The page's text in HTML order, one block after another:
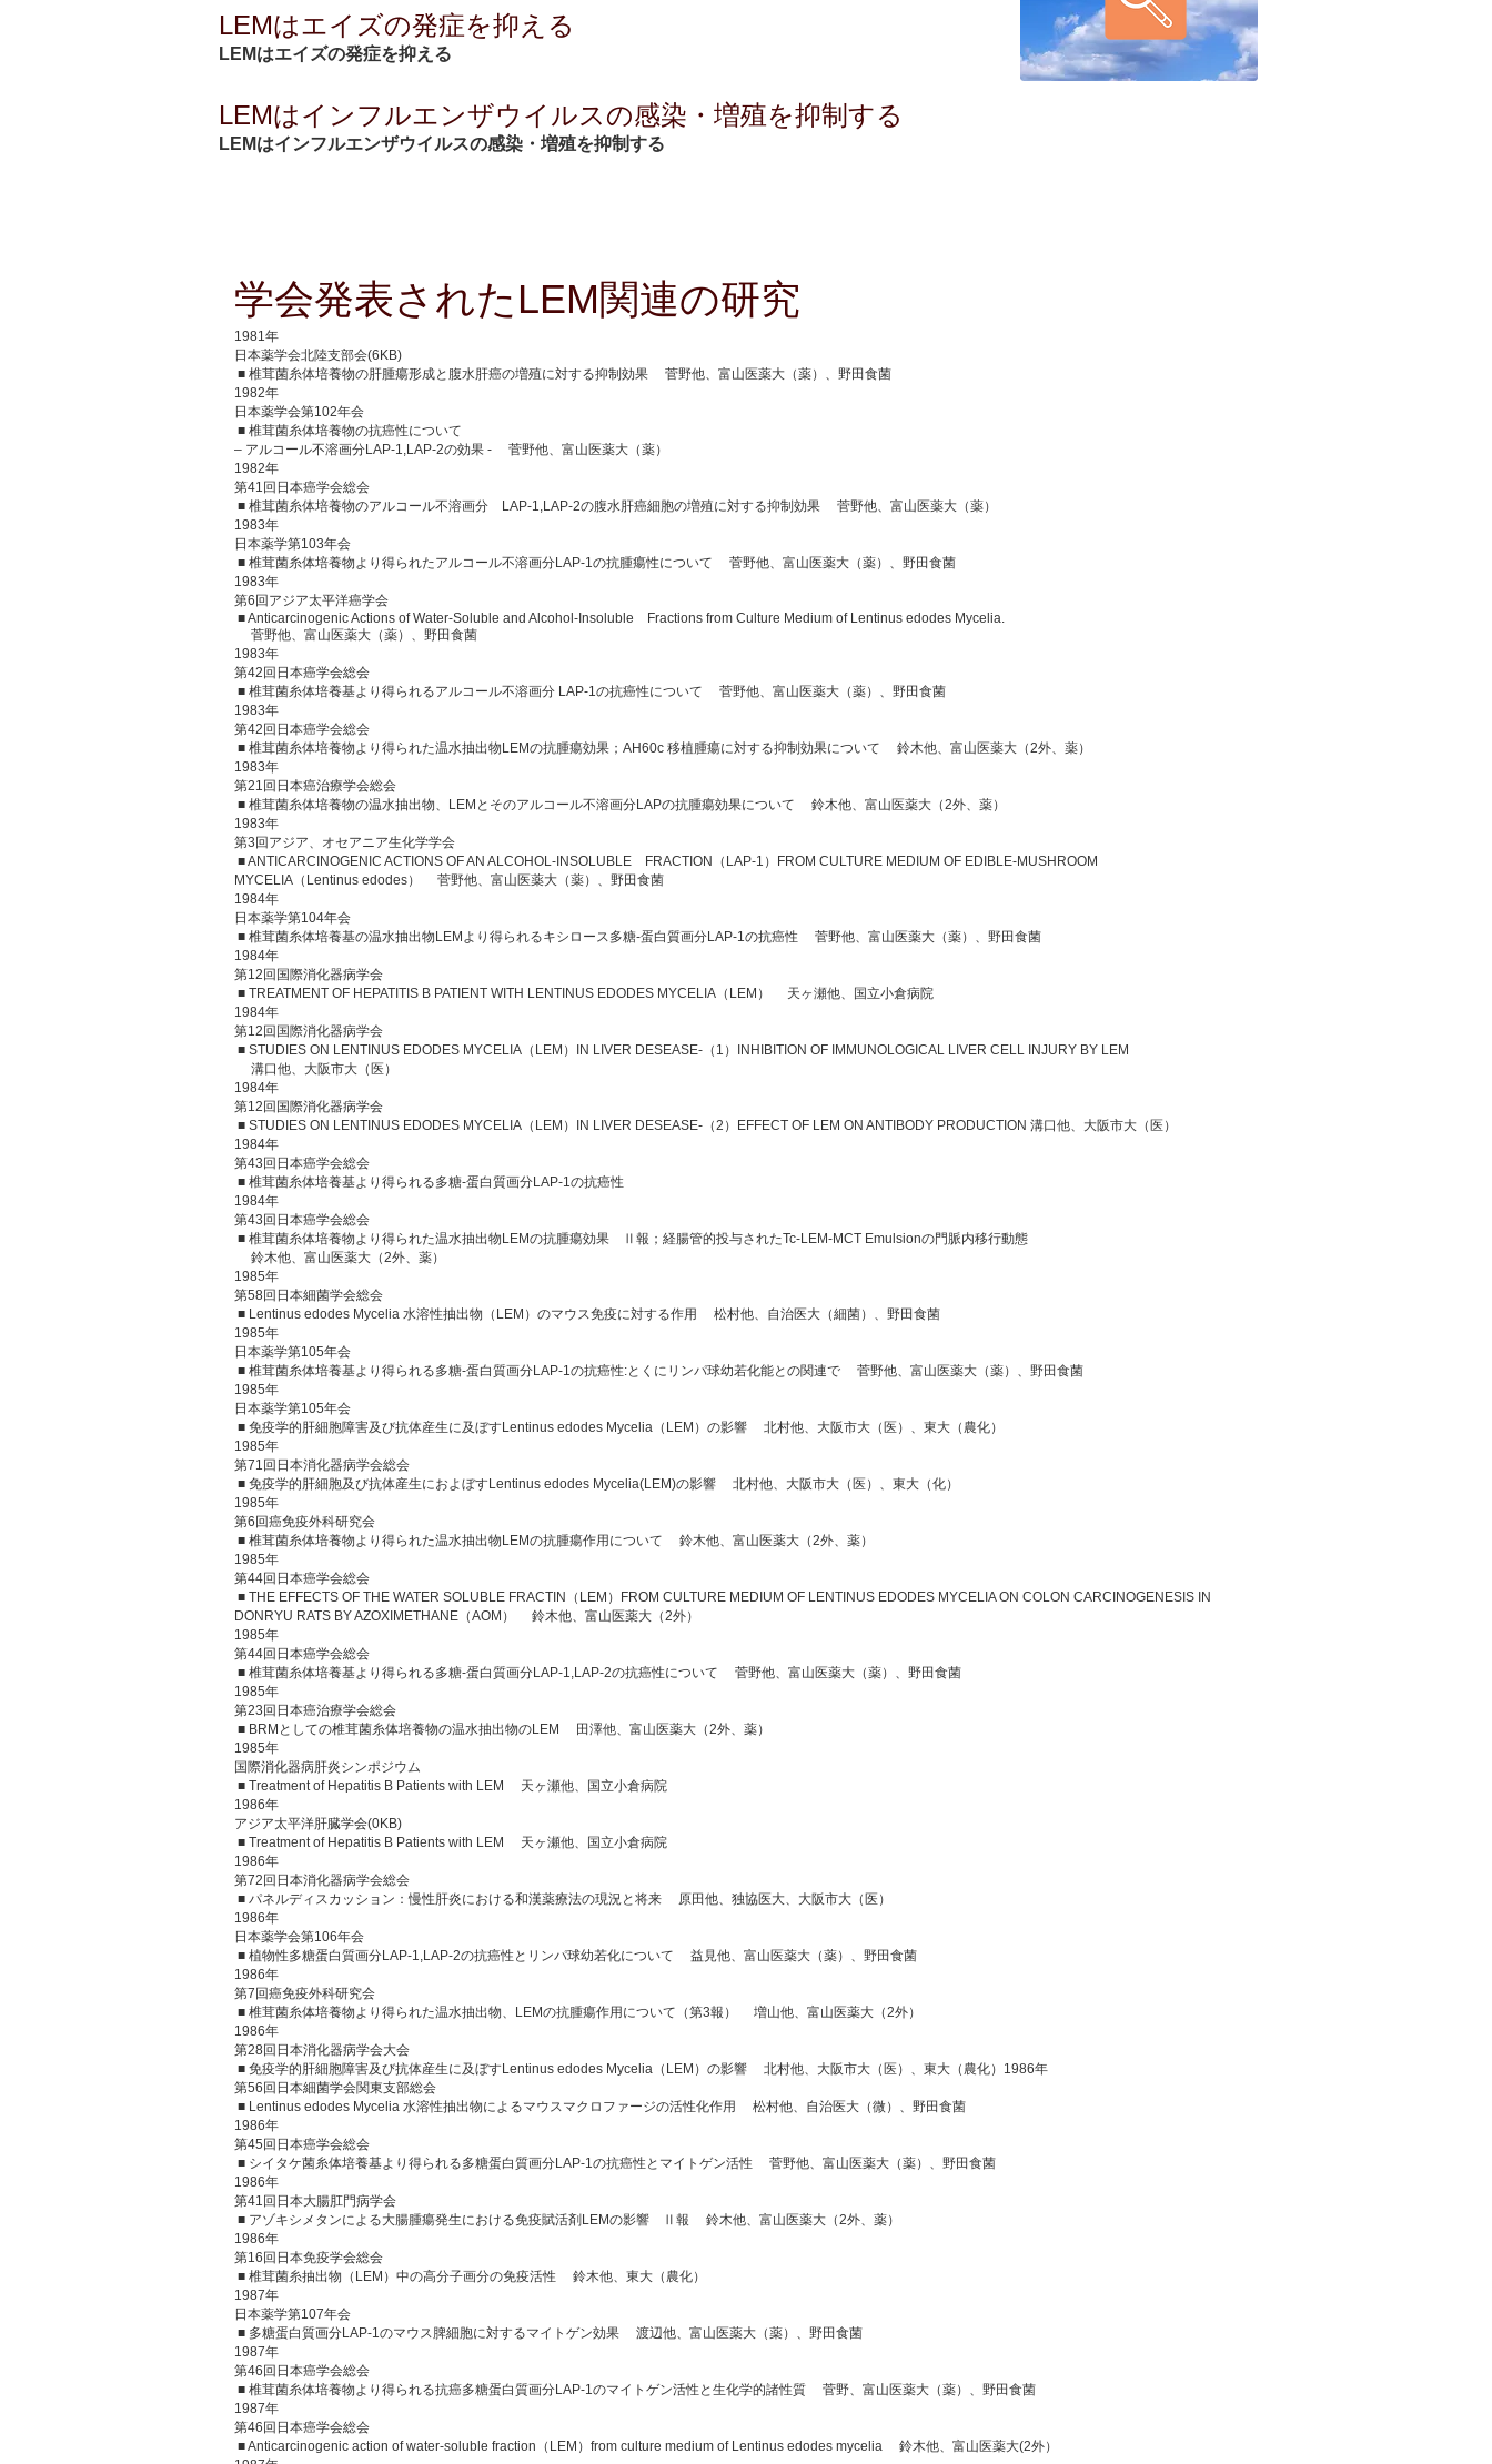
LEMはエイズの発症を抑える
LEMはエイズの発症を抑える
LEMはインフルエンザウイルスの感染・増殖を抑制する
LEMはインフルエンザウイルスの感染・増殖を抑制する
学会発表されたLEM関連の研究
1981年
日本薬学会北陸支部会(6KB)
■ 椎茸菌糸体培養物の肝腫瘍形成と腹水肝癌の増殖に対する抑制効果 菅野他、富山医薬大（薬）、野田食菌
1982年
日本薬学会第102年会
■ 椎茸菌糸体培養物の抗癌性について
– アルコール不溶画分LAP-1,LAP-2の効果 - 菅野他、富山医薬大（薬）
1982年
第41回日本癌学会総会
■ 椎茸菌糸体培養物のアルコール不溶画分 LAP-1,LAP-2の腹水肝癌細胞の増殖に対する抑制効果 菅野他、富山医薬大（薬）
1983年
日本薬学第103年会
■ 椎茸菌糸体培養物より得られたアルコール不溶画分LAP-1の抗腫瘍性について 菅野他、富山医薬大（薬）、野田食菌
1983年
第6回アジア太平洋癌学会
■ Anticarcinogenic Actions of Water-Soluble and Alcohol-Insoluble Fractions from Culture Medium of Lentinus edodes Mycelia.
菅野他、富山医薬大（薬）、野田食菌
1983年
第42回日本癌学会総会
■ 椎茸菌糸体培養基より得られるアルコール不溶画分 LAP-1の抗癌性について 菅野他、富山医薬大（薬）、野田食菌
1983年
第42回日本癌学会総会
■ 椎茸菌糸体培養物より得られた温水抽出物LEMの抗腫瘍効果；AH60c 移植腫瘍に対する抑制効果について 鈴木他、富山医薬大（2外、薬）
1983年
第21回日本癌治療学会総会
■ 椎茸菌糸体培養物の温水抽出物、LEMとそのアルコール不溶画分LAPの抗腫瘍効果について 鈴木他、富山医薬大（2外、薬）
1983年
第3回アジア、オセアニア生化学学会
■ ANTICARCINOGENIC ACTIONS OF AN ALCOHOL-INSOLUBLE FRACTION（LAP-1）FROM CULTURE MEDIUM OF EDIBLE-MUSHROOM
MYCELIA（Lentinus edodes） 菅野他、富山医薬大（薬）、野田食菌
1984年
日本薬学第104年会
■ 椎茸菌糸体培養基の温水抽出物LEMより得られるキシロース多糖-蛋白質画分LAP-1の抗癌性 菅野他、富山医薬大（薬）、野田食菌
1984年
第12回国際消化器病学会
■ TREATMENT OF HEPATITIS B PATIENT WITH LENTINUS EDODES MYCELIA（LEM） 天ヶ瀬他、国立小倉病院
1984年
第12回国際消化器病学会
■ STUDIES ON LENTINUS EDODES MYCELIA（LEM）IN LIVER DESEASE-（1）INHIBITION OF IMMUNOLOGICAL LIVER CELL INJURY BY LEM
溝口他、大阪市大（医）
1984年
第12回国際消化器病学会
■ STUDIES ON LENTINUS EDODES MYCELIA（LEM）IN LIVER DESEASE-（2）EFFECT OF LEM ON ANTIBODY PRODUCTION 溝口他、大阪市大（医）
1984年
第43回日本癌学会総会
■ 椎茸菌糸体培養基より得られる多糖-蛋白質画分LAP-1の抗癌性
1984年
第43回日本癌学会総会
■ 椎茸菌糸体培養物より得られた温水抽出物LEMの抗腫瘍効果 Ⅱ報；経腸管的投与されたTc-LEM-MCT Emulsionの門脈内移行動態
鈴木他、富山医薬大（2外、薬）
1985年
第58回日本細菌学会総会
■ Lentinus edodes Mycelia 水溶性抽出物（LEM）のマウス免疫に対する作用 松村他、自治医大（細菌）、野田食菌
1985年
日本薬学第105年会
■ 椎茸菌糸体培養基より得られる多糖-蛋白質画分LAP-1の抗癌性:とくにリンパ球幼若化能との関連で 菅野他、富山医薬大（薬）、野田食菌
1985年
日本薬学第105年会
■ 免疫学的肝細胞障害及び抗体産生に及ぼすLentinus edodes Mycelia（LEM）の影響 北村他、大阪市大（医）、東大（農化）
1985年
第71回日本消化器病学会総会
■ 免疫学的肝細胞及び抗体産生におよぼすLentinus edodes Mycelia(LEM)の影響 北村他、大阪市大（医）、東大（化）
1985年
第6回癌免疫外科研究会
■ 椎茸菌糸体培養物より得られた温水抽出物LEMの抗腫瘍作用について 鈴木他、富山医薬大（2外、薬）
1985年
第44回日本癌学会総会
■ THE EFFECTS OF THE WATER SOLUBLE FRACTIN（LEM）FROM CULTURE MEDIUM OF LENTINUS EDODES MYCELIA ON COLON CARCINOGENESIS IN
DONRYU RATS BY AZOXIMETHANE（AOM） 鈴木他、富山医薬大（2外）
1985年
第44回日本癌学会総会
■ 椎茸菌糸体培養基より得られる多糖-蛋白質画分LAP-1,LAP-2の抗癌性について 菅野他、富山医薬大（薬）、野田食菌
1985年
第23回日本癌治療学会総会
■ BRMとしての椎茸菌糸体培養物の温水抽出物のLEM 田澤他、富山医薬大（2外、薬）
1985年
国際消化器病肝炎シンポジウム
■ Treatment of Hepatitis B Patients with LEM 天ヶ瀬他、国立小倉病院
1986年
アジア太平洋肝臓学会(0KB)
■ Treatment of Hepatitis B Patients with LEM 天ヶ瀬他、国立小倉病院
1986年
第72回日本消化器病学会総会
■ パネルディスカッション：慢性肝炎における和漢薬療法の現況と将来 原田他、独協医大、大阪市大（医）
1986年
日本薬学会第106年会
■ 植物性多糖蛋白質画分LAP-1,LAP-2の抗癌性とリンパ球幼若化について 益見他、富山医薬大（薬）、野田食菌
1986年
第7回癌免疫外科研究会
■ 椎茸菌糸体培養物より得られた温水抽出物、LEMの抗腫瘍作用について（第3報） 増山他、富山医薬大（2外）
1986年
第28回日本消化器病学会大会
■ 免疫学的肝細胞障害及び抗体産生に及ぼすLentinus edodes Mycelia（LEM）の影響 北村他、大阪市大（医）、東大（農化） 1986年
第56回日本細菌学会関東支部総会
■ Lentinus edodes Mycelia 水溶性抽出物によるマウスマクロファージの活性化作用 松村他、自治医大（微）、野田食菌
1986年
第45回日本癌学会総会
■ シイタケ菌糸体培養基より得られる多糖蛋白質画分LAP-1の抗癌性とマイトゲン活性 菅野他、富山医薬大（薬）、野田食菌
1986年
第41回日本大腸肛門病学会
■ アゾキシメタンによる大腸腫瘍発生における免疫賦活剤LEMの影響 Ⅱ報 鈴木他、富山医薬大（2外、薬）
1986年
第16回日本免疫学会総会
■ 椎茸菌糸抽出物（LEM）中の高分子画分の免疫活性 鈴木他、東大（農化）
1987年
日本薬学第107年会
■ 多糖蛋白質画分LAP-1のマウス脾細胞に対するマイトゲン効果 渡辺他、富山医薬大（薬）、野田食菌
1987年
第46回日本癌学会総会
■ 椎茸菌糸体培養物より得られる抗癌多糖蛋白質画分LAP-1のマイトゲン活性と生化学的諸性質 菅野、富山医薬大（薬）、野田食菌
1987年
第46回日本癌学会総会
■ Anticarcinogenic action of water-soluble fraction（LEM）from culture medium of Lentinus edodes mycelia 鈴木他、富山医薬大(2外）